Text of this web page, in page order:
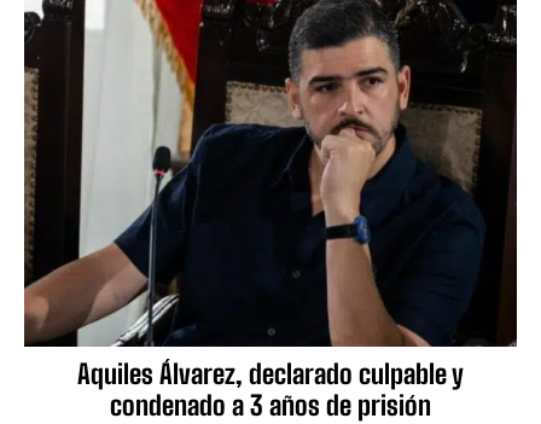
Aquiles Álvarez, declarado culpable y
condenado a 3 años de prisión